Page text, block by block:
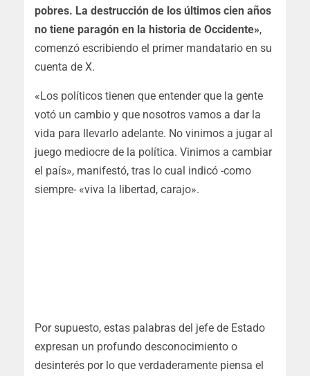
pobres. La destrucción de los últimos cien años
no tiene paragón en la historia de Occidente»,
comenzó escribiendo el primer mandatario en su
cuenta de X.
«Los políticos tienen que entender que la gente
votó un cambio y que nosotros vamos a dar la
vida para llevarlo adelante. No vinimos a jugar al
juego mediocre de la política. Vinimos a cambiar
el país», manifestó, tras lo cual indicó -como
siempre- «viva la libertad, carajo».
Por supuesto, estas palabras del jefe de Estado
expresan un profundo desconocimiento o
desinterés por lo que verdaderamente piensa el